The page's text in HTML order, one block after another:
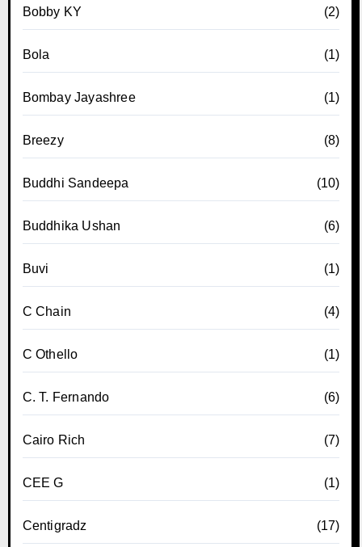
Bobby KY (2)
Bola (1)
Bombay Jayashree (1)
Breezy (8)
Buddhi Sandeepa (10)
Buddhika Ushan (6)
Buvi (1)
C Chain (4)
C Othello (1)
C. T. Fernando (6)
Cairo Rich (7)
CEE G (1)
Centigradz (17)